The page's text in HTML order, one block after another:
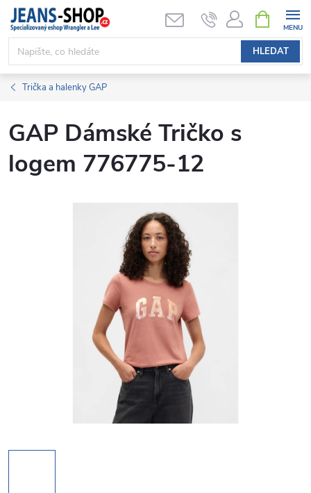
Přejít
obsah
HLEDAT
NÁKUPNÍ
KOŠÍK
Trička a halenky GAP
GAP Dámské Tričko s
logem 776775-12